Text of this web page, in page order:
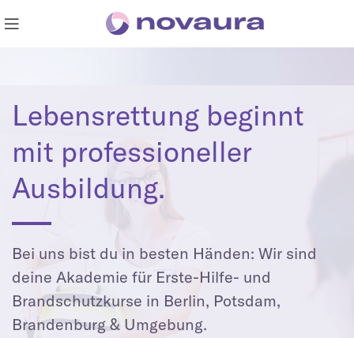
Lebensrettung beginnt
mit professioneller
Ausbildung.
Bei uns bist du in besten Händen: Wir sind
deine Akademie für Erste-Hilfe- und
Brandschutzkurse in Berlin, Potsdam,
Brandenburg & Umgebung.